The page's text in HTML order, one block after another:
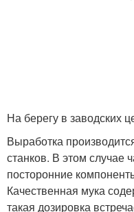
На берегу в заводских
Выработка
станков. В этом случае
посторонние
Качественная мука
такая дозировка